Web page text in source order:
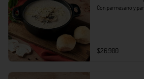
Con parmesano y
$26.900